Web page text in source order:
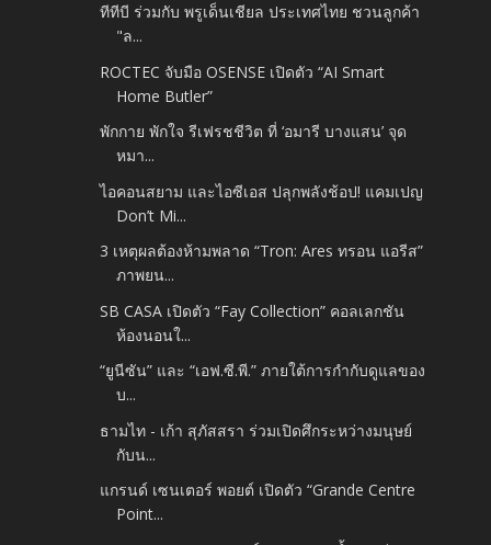
ทีทีบี ร่วมกับ พรูเด็นเชียล ประเทศไทย ชวนลูกค้า
"ล...
ROCTEC จับมือ OSENSE เปิดตัว “AI Smart
Home Butler”
พักกาย พักใจ รีเฟรชชีวิต ที่ ‘อมารี บางแสน’ จุด
หมา...
ไอคอนสยาม และไอซีเอส ปลุกพลังช้อป! แคมเปญ
Don’t Mi...
3 เหตุผลต้องห้ามพลาด “Tron: Ares ทรอน แอรีส”
ภาพยน...
SB CASA เปิดตัว “Fay Collection” คอลเลกชัน
ห้องนอนใ...
“ยูนีซัน” และ “เอฟ.ซี.พี.” ภายใต้การกำกับดูแลของ
บ...
ธามไท - เก้า สุภัสสรา ร่วมเปิดศึกระหว่างมนุษย์
กับน...
แกรนด์ เซนเตอร์ พอยต์ เปิดตัว “Grande Centre
Point...